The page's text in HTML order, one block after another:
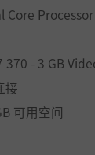
的电影梦想
Core Processor
370 - 3 GB
接
可用空间